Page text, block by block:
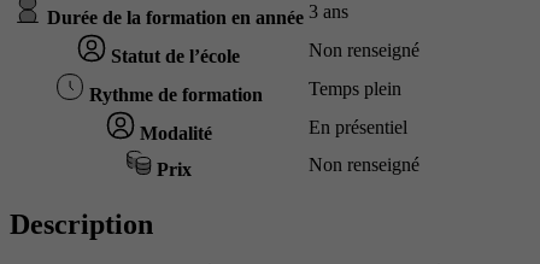
Durée de la formation en année 3 ans
Statut de l’école Non renseigné
Rythme de formation Temps plein
Modalité En présentiel
Prix Non renseigné
Description